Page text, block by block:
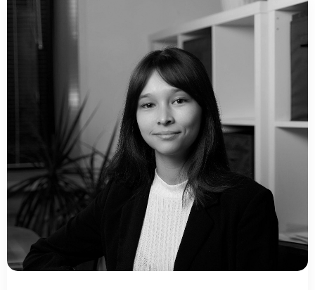
Введите ваш номер телефона и мы вам
перезвоним!
Нажимая кнопку отправить я
Принимаю Политику конфиденциальности
Согласие на обработку персональных данных